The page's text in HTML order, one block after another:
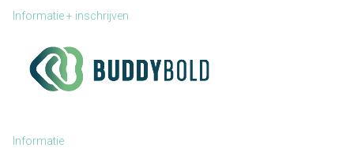
Informatie + inschrijven
Informatie